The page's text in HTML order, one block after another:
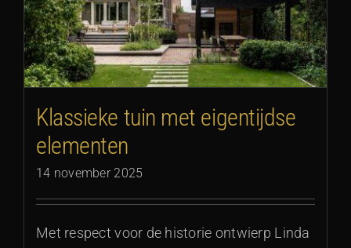
Klassieke tuin met eigentijdse
elementen
14 november 2025
Met respect voor de historie ontwierp Linda